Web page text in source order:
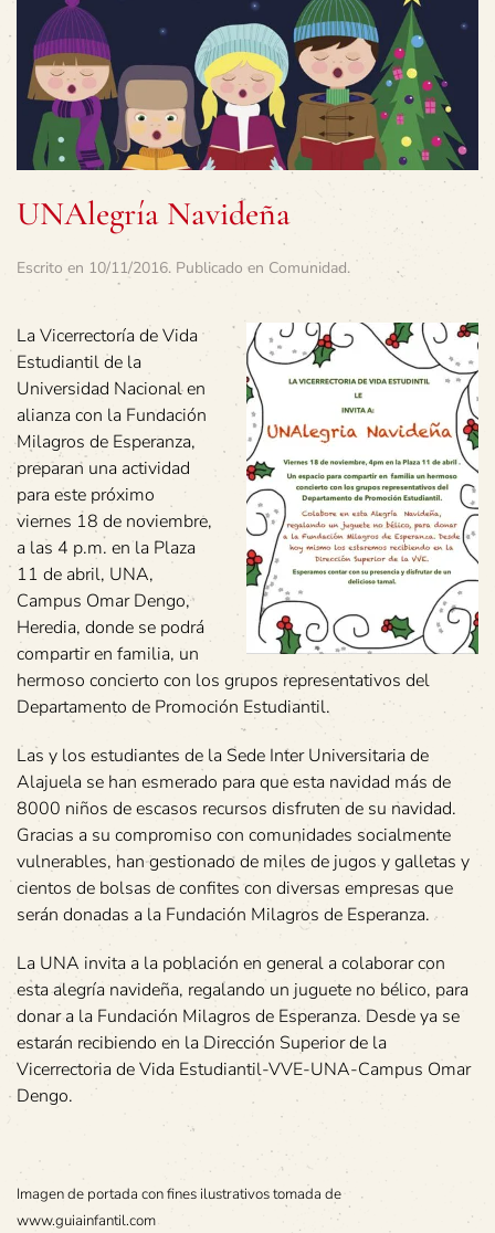
UNAlegría Navideña
Escrito en 10/11/2016. Publicado en Comunidad.
La Vicerrectoría de Vida
Estudiantil de la
Universidad Nacional en
alianza con la Fundación
Milagros de Esperanza,
preparan una actividad
para este próximo
viernes 18 de noviembre,
a las 4 p.m. en la Plaza
11 de abril, UNA,
Campus Omar Dengo,
Heredia, donde se podrá
compartir en familia, un
hermoso concierto con los grupos representativos del
Departamento de Promoción Estudiantil.
Las y los estudiantes de la Sede Inter Universitaria de
Alajuela se han esmerado para que esta navidad más de
8000 niños de escasos recursos disfruten de su navidad.
Gracias a su compromiso con comunidades socialmente
vulnerables, han gestionado de miles de jugos y galletas y
cientos de bolsas de confites con diversas empresas que
serán donadas a la Fundación Milagros de Esperanza.
La UNA invita a la población en general a colaborar con
esta alegría navideña, regalando un juguete no bélico, para
donar a la Fundación Milagros de Esperanza. Desde ya se
estarán recibiendo en la Dirección Superior de la
Vicerrectoria de Vida Estudiantil-VVE-UNA-Campus Omar
Dengo.
Imagen de portada con fines ilustrativos tomada de
www.guiainfantil.com